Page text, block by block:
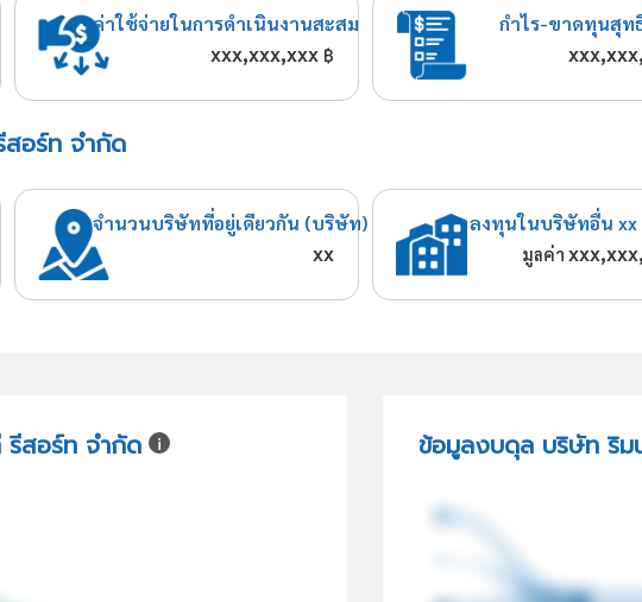
ค่าใช้จ่ายในการดำเนินงานสะสม
xxx,xxx,xxx ฿
กำไร-ขาดทุนสุท
อร์ท จำกัด
จำนวนบริษัทที่อยู่เดียวกัน (บริษัท)
xx
ลงทุนในบริษัทอื่น
มูลค่า
รีสอร์ท จำกัด ข้อมูลงบดุล บริษัท ริ